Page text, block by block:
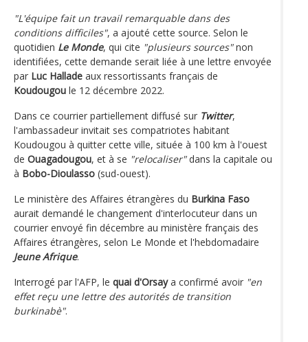
"L'équipe fait un travail remarquable dans des
conditions difficiles", a ajouté cette source. Selon le
quotidien Le Monde, qui cite "plusieurs sources"non
identifiées, cette demande serait liée à une lettre envoyée
par Luc Hallade aux ressortissants français de
Koudougou le 12 décembre 2022.
Dans ce courrier partiellement diffusé sur Twitter,
l'ambassadeur invitait ses compatriotes habitant
Koudougou à quitter cette ville, située à 100 km à l'ouest
de Ouagadougou, et à se "relocaliser"dans la capitale ou
à Bobo-Dioulasso (sud-ouest).
Le ministère des Affaires étrangères du Burkina Faso
aurait demandé le changement d'interlocuteur dans un
courrier envoyé fin décembre au ministère français des
Affaires étrangères, selon Le Monde et l'hebdomadaire
Jeune Afrique.
Interrogé par l'AFP, le quai d'Orsaya confirmé avoir "en
effet reçu une lettre des autorités de transition
burkinabè".